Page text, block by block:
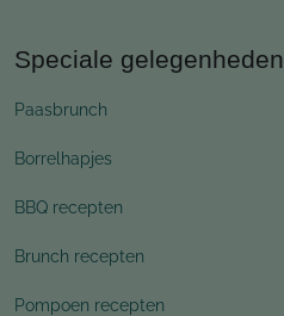
Speciale gelegenheden
Paasbrunch
Borrelhapjes
BBQ recepten
Brunch recepten
Pompoen recepten